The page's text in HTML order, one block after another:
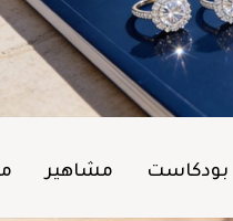
بودكاست مشاهير